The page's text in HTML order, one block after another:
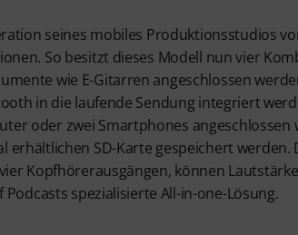
seines mobiles Produktionsstudios
So besitzt dieses Modell nun vier
wie E-Gitarren angeschlossen
in die laufende Sendung integriert
oder zwei Smartphones angeschlossen
SD-Karte gespeichert werden.
Kopfhörerausgängen, können
spezialisierte All-in-one-Lösung.